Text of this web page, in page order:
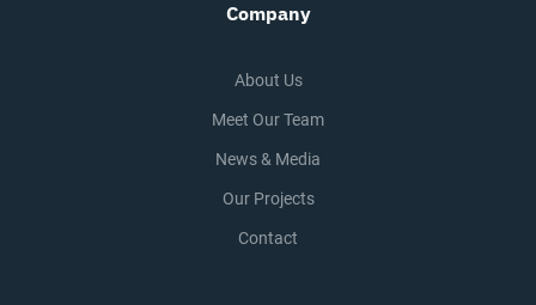
Company
About Us
Meet Our Team
News & Media
Our Projects
Contact